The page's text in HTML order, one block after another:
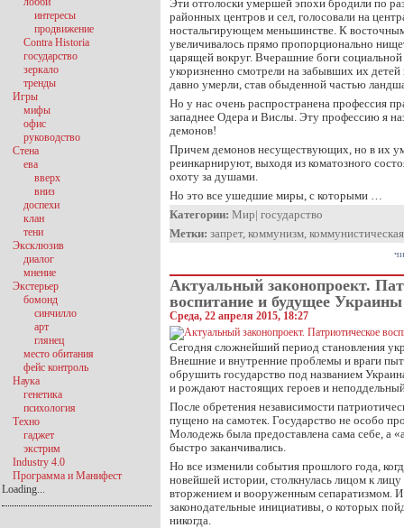
Эти отголоски умершей эпохи бродили по
районных центров и сел, голосовали на
ностальгирующем меньшинстве. К
увеличивалось прямо пропорционально
царящей вокруг. Вчерашние боги социальной
укоризненно смотрели на забывших их
давно умерли, став обыденной частью
Но у нас очень распространена профессия
западнее Одера и Вислы. Эту профессию я
демонов!
Причем демонов несуществующих, но в их
реинкарнируют, выходя из коматозного
охоту за душами.
Но это все ушедшие миры, с которыми …
Категории: Мир| государство
Метки: запрет, коммунизм,
Актуальный законопроект.
воспитание и будущее Украины
Среда, 22 апреля 2015, 18:27
Сегодня сложнейший период становления
Внешние и внутренние проблемы и враги
обрушить государство под названием
и рождают настоящих героев и
После обретения независимости
пущено на самотек. Государство не особо
Молодежь была предоставлена сама себе, а
быстро заканчивались.
Но все изменили события прошлого года,
новейшей истории, столкнулась лицом к
вторжением и вооруженным сепаратизмом.
законодательные инициативы, о которых
никогда.
интересы
продвижение
Contra Historia
государство
зеркало
тренды
Игры
мифы
офис
руководство
Стена
ева
вверх
вниз
доспехи
клан
тени
Эксклюзив
диалог
мнение
Экстерьер
бомонд
синчилло
арт
глянец
место обитания
фейс контроль
Наука
генетика
психология
Техно
гаджет
экстрим
Industry 4.0
Программа и Манифест
Loading...